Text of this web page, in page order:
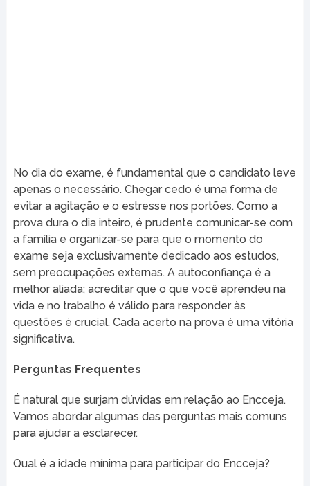
No dia do exame, é fundamental que o candidato leve
apenas o necessário. Chegar cedo é uma forma de
evitar a agitação e o estresse nos portões. Como a
prova dura o dia inteiro, é prudente comunicar-se com
a família e organizar-se para que o momento do
exame seja exclusivamente dedicado aos estudos,
sem preocupações externas. A autoconfiança é a
melhor aliada; acreditar que o que você aprendeu na
vida e no trabalho é válido para responder às
questões é crucial. Cada acerto na prova é uma vitória
significativa.
Perguntas Frequentes
É natural que surjam dúvidas em relação ao Encceja.
Vamos abordar algumas das perguntas mais comuns
para ajudar a esclarecer.
Qual é a idade mínima para participar do Encceja?